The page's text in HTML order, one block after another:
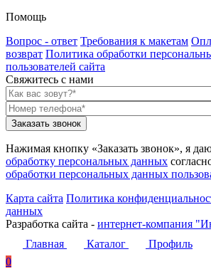
Помощь
Вопрос - ответ Требования к макетам
возврат Политика обработки
пользователей сайта
Свяжитесь с нами
Нажимая кнопку «Заказать звонок», я
обработку персональных данных
обработки персональных данных
Карта сайта Политика
данных
Разработка сайта - интернет-компания
Главная
Каталог
Профиль
0